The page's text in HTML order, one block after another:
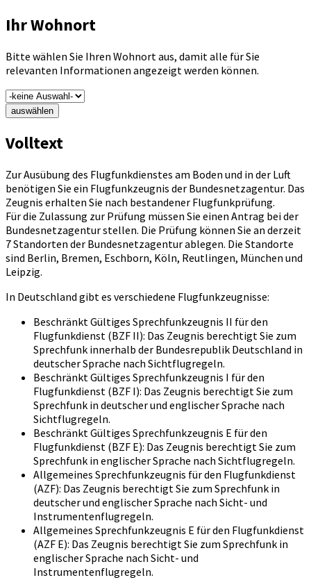
Ihr Wohnort
Bitte wählen Sie Ihren Wohnort aus, damit alle für Sie
relevanten Informationen angezeigt werden können.
auswählen
Volltext
Zur Ausübung des Flugfunkdienstes am Boden und in der Luft
benötigen Sie ein Flugfunkzeugnis der Bundesnetzagentur. Das
Zeugnis erhalten Sie nach bestandener Flugfunkprüfung.
Für die Zulassung zur Prüfung müssen Sie einen Antrag bei der
Bundesnetzagentur stellen. Die Prüfung können Sie an derzeit
7 Standorten der Bundesnetzagentur ablegen. Die Standorte
sind Berlin, Bremen, Eschborn, Köln, Reutlingen, München und
Leipzig.
In Deutschland gibt es verschiedene Flugfunkzeugnisse:
Beschränkt Gültiges Sprechfunkzeugnis II für den
Flugfunkdienst (BZF II): Das Zeugnis berechtigt Sie zum
Sprechfunk innerhalb der Bundesrepublik Deutschland in
deutscher Sprache nach Sichtflugregeln.
Beschränkt Gültiges Sprechfunkzeugnis I für den
Flugfunkdienst (BZF I): Das Zeugnis berechtigt Sie zum
Sprechfunk in deutscher und englischer Sprache nach
Sichtflugregeln.
Beschränkt Gültiges Sprechfunkzeugnis E für den
Flugfunkdienst (BZF E): Das Zeugnis berechtigt Sie zum
Sprechfunk in englischer Sprache nach Sichtflugregeln.
Allgemeines Sprechfunkzeugnis für den Flugfunkdienst
(AZF): Das Zeugnis berechtigt Sie zum Sprechfunk in
deutscher und englischer Sprache nach Sicht- und
Instrumentenflugregeln.
Allgemeines Sprechfunkzeugnis E für den Flugfunkdienst
(AZF E): Das Zeugnis berechtigt Sie zum Sprechfunk in
englischer Sprache nach Sicht- und
Instrumentenflugregeln.